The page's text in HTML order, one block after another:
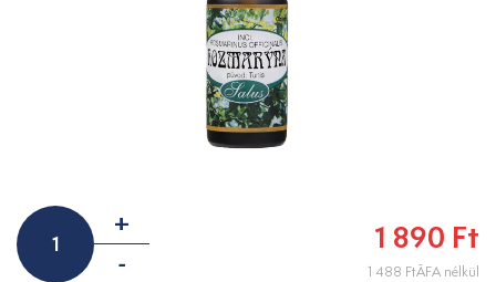
+
-
1 890 Ft
1 488 FtÁFA nélkül